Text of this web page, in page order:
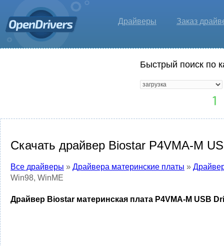
Драйверы Заказ
Быстрый поиск по
Скачать драйвер Biostar P4VMA-M
Все драйверы » Драйвера материнские платы »
Win98, WinME
Драйвер Biostar материнская плата P4VMA-M USB